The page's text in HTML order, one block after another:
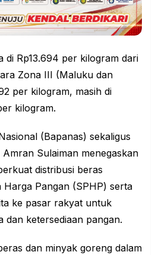
di Rp13.694 per kilogram dari
Zona III (Maluku dan
per kilogram, masih di
kilogram.
(Bapanas) sekaligus
Sulaiman menegaskan
distribusi beras
Harga Pangan (SPHP) serta
ke pasar rakyat untuk
dan ketersediaan pangan.
dan minyak goreng dalam